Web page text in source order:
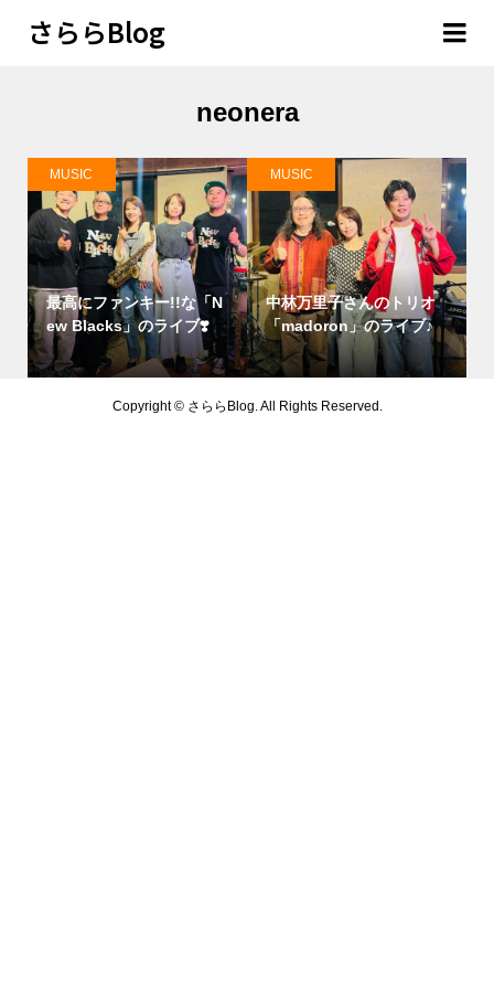
さららBlog
neonera
最高にファンキー!!な「N
ew Blacks」のライブ❣️
MUSIC
中林万里子さんのトリオ
「madoron」のライブ♪
MUSIC
Copyright ©さららBlog. All Rights Reserved.